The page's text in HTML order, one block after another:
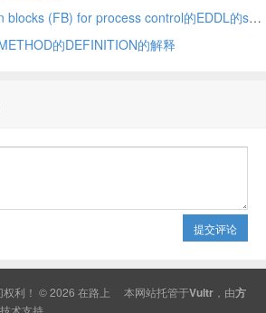
【资源下载】Function blocks (FB) for process control的EDDL的spec
的DEFINITION的解释
提交评论
利！ © 2026 在路上 本网站托管于Vultr ，由方
术支持